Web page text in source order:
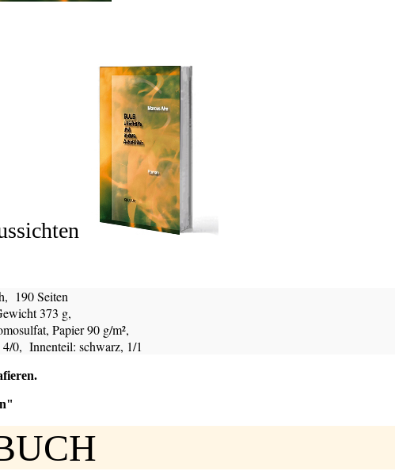
190 Seiten
373 g,
Papier 90 g/m²,
0, Innenteil: schwarz, 1/1